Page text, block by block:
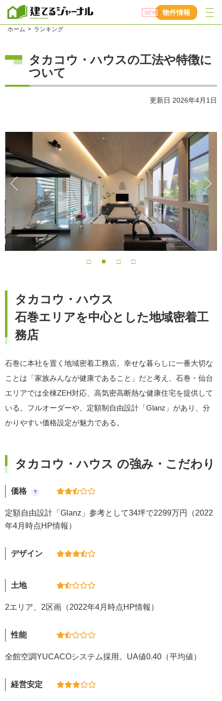
物件情報
ホーム ランキング
タカコウ・ハウスの工法や特徴に
ついて
更新日 2026年4月1日
タカコウ・ハウス
石巻エリアを中心とした地域密着工
務店
石巻に本社を置く地域密着工務店。幸せな暮らしに一番大切な
ことは「家族みんなが健康であること」だと考え、石巻・仙台
エリアでは全棟ZEH対応、高気密高断熱な健康住宅を提供して
いる。フルオーダーや、定額制自由設計「Glanz」があり、分
かりやすい価格設定が魅力である。
タカコウ・ハウス の強み・こだわり
価格 ?
定額自由設計「Glanz」参考として34坪で2299万円（2022
年4月時点HP情報）
デザイン
土地
2エリア、2区画（2022年4月時点HP情報）
性能
全館空調YUCACOシステム採用。UA値0.40（平均値）
経営安定